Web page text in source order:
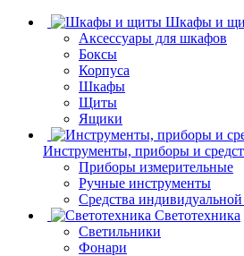
Шкафы и
Аксессуары для шкафов
Боксы
Корпуса
Шкафы
Щиты
Ящики
Инструменты, приборы и
Приборы измерительные
Ручные инструменты
Средства
Светотехника
Светильники
Фонари